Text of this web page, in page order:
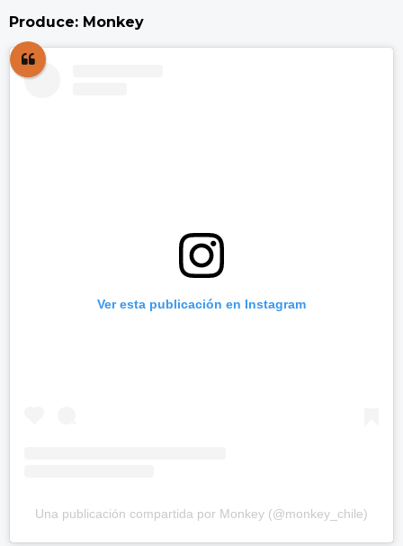
Produce: Monkey
Ver esta publicación en Instagram
Una publicación compartida por Monkey (@monkey_chile)